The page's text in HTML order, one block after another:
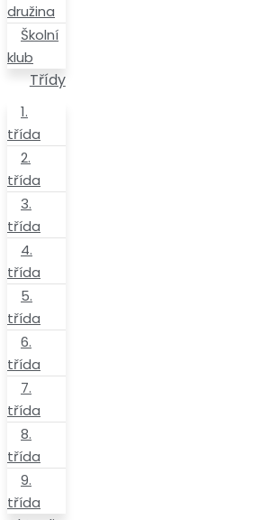
družina
Školní
klub
Třídy
1.
třída
2.
třída
3.
třída
4.
třída
5.
třída
6.
třída
7.
třída
8.
třída
9.
třída